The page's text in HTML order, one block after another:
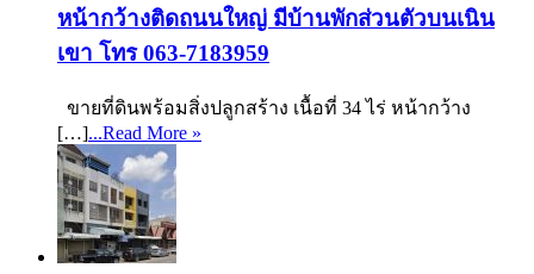
หน้ากว้างติดถนนใหญ่ มีบ้านพักส่วนตัวบนเนิน
เขา โทร 063-7183959
ขายที่ดินพร้อมสิ่งปลูกสร้าง เนื้อที่ 34 ไร่ หน้ากว้าง
[…]...Read More »